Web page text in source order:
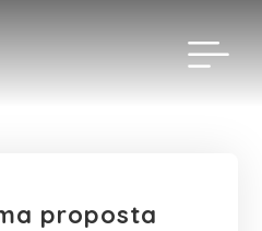
proposta